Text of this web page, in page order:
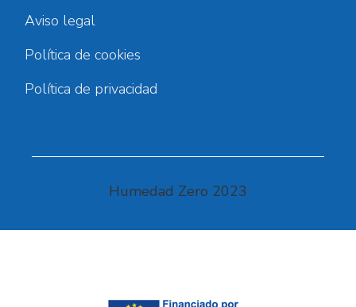
Aviso legal
Política de cookies
Política de privacidad
Humedad Zero 2023